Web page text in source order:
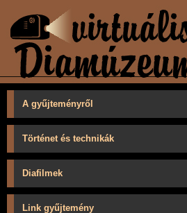
A gyűjteményről
Történet és technikák
Diafilmek
Link gyűjtemény